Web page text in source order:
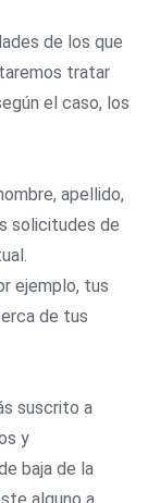
de los que
tratar
el caso, los
apellido,
solicitudes de
ejemplo, tus
de tus
suscrito a
y
baja de la